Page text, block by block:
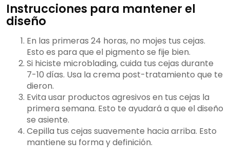
Instrucciones para mantener el
diseño
En las primeras 24 horas, no mojes tus cejas.
Esto es para que el pigmento se fije bien.
Si hiciste microblading, cuida tus cejas durante
7-10 días. Usa la crema post-tratamiento que te
dieron.
Evita usar productos agresivos en tus cejas la
primera semana. Esto te ayudará a que el diseño
se asiente.
Cepilla tus cejas suavemente hacia arriba. Esto
mantiene su forma y definición.